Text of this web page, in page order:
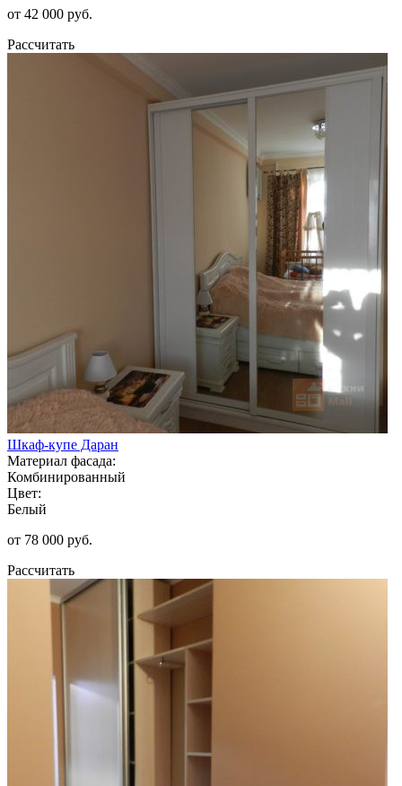
от 42 000 руб.
Рассчитать
Шкаф-купе Даран
Материал фасада:
Комбинированный
Цвет:
Белый
от 78 000 руб.
Рассчитать